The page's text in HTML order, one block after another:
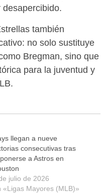
también
no solo sustituye
Bregman, sino que
para la juventud y
llegan a nueve
consecutivas tras
a Astros en
julio de 2026
«Ligas Mayores (MLB)»